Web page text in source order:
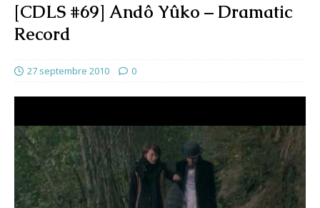
[CDLS #69] Andô Yûko – Dramatic
Record
27 septembre 2010 0